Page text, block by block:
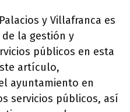
y Villafranca es
la gestión y
públicos en esta
artículo,
ayuntamiento en
servicios públicos, así